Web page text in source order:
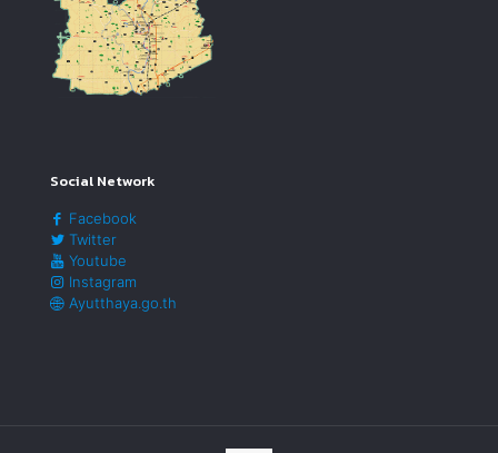
Social Network
Facebook
Twitter
Youtube
Instagram
Ayutthaya.go.th